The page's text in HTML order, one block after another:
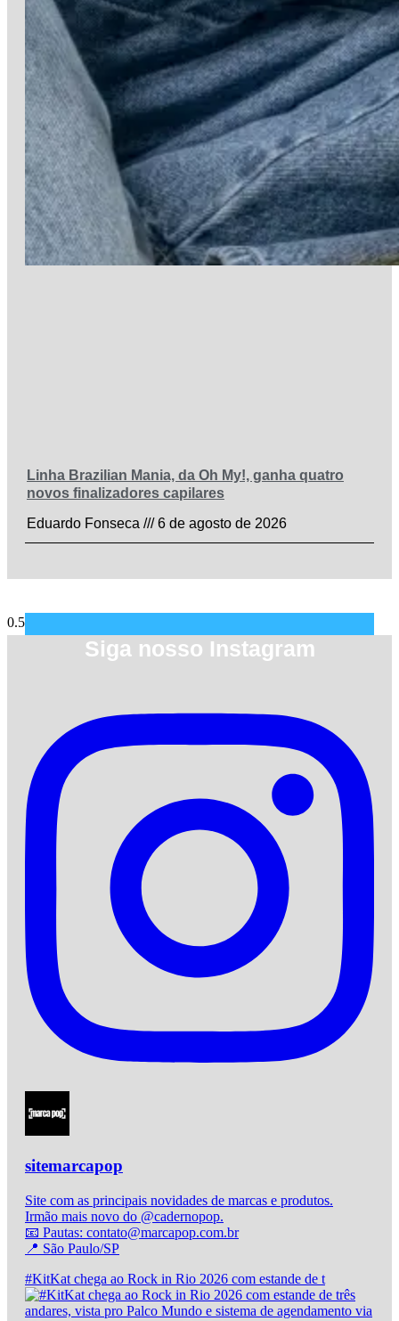
Linha Brazilian Mania, da Oh My!, ganha quatro
novos finalizadores capilares
Eduardo Fonseca
6 de agosto de 2026
Siga nosso Instagram
sitemarcapop
Site com as principais novidades de marcas e produtos.
Irmão mais novo do @cadernopop.
📧 Pautas: contato@marcapop.com.br
📍 São Paulo/SP
#KitKat chega ao Rock in Rio 2026 com estande de t